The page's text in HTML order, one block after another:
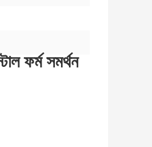
ফর্ম সমর্থন